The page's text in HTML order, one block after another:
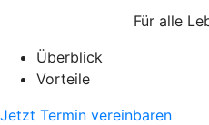
Für alle
Überblick
Vorteile
Jetzt Termin vereinbaren